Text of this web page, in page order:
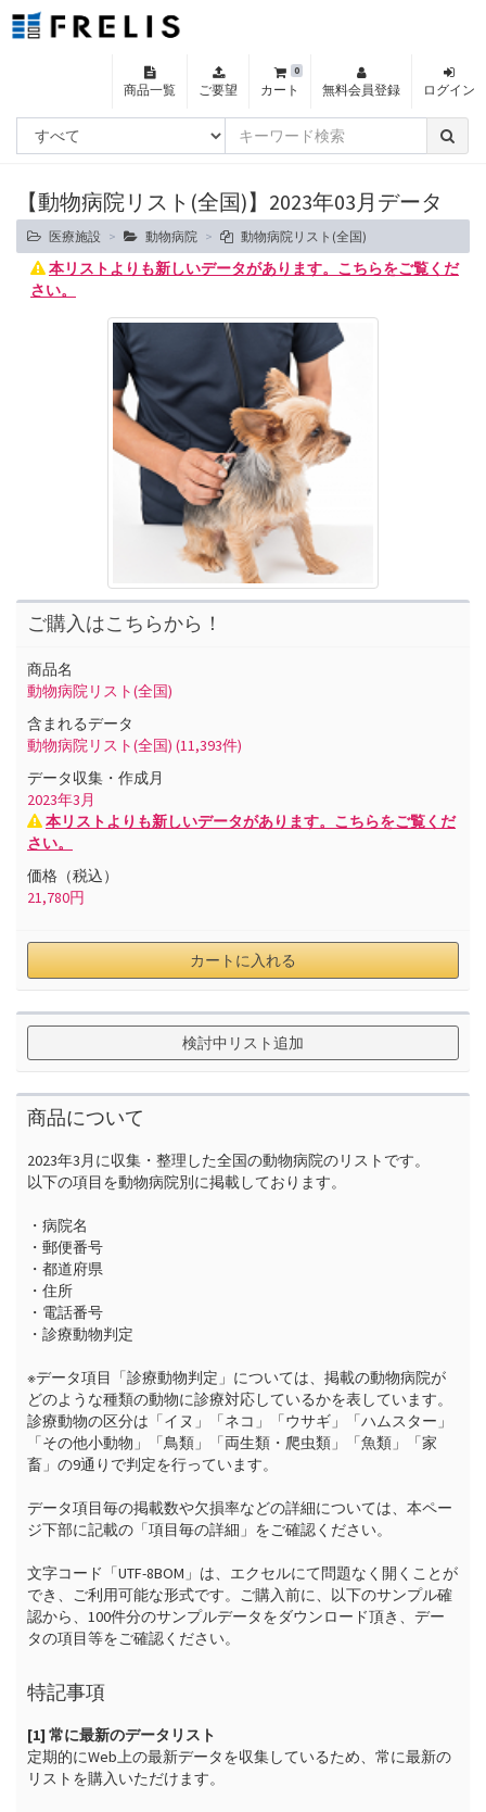
商品一覧 ご要望 カート
0
無料会員登録 ログイン
【動物病院リスト(全国)】2023年03月データ
医療施設 動物病院 動物病院リスト(全国)
本リストよりも新しいデータがあります。こちらをご覧くだ
さい。
ご購入はこちらから！
商品名
動物病院リスト(全国)
含まれるデータ
動物病院リスト(全国) (11,393件)
データ収集・作成月
2023年3月
本リストよりも新しいデータがあります。こちらをご覧くだ
さい。
価格（税込）
21,780円
カートに入れる
検討中リスト追加
商品について
2023年3月に収集・整理した全国の動物病院のリストです。
以下の項目を動物病院別に掲載しております。
・病院名
・郵便番号
・都道府県
・住所
・電話番号
・診療動物判定
※データ項目「診療動物判定」については、掲載の動物病院が
どのような種類の動物に診療対応しているかを表しています。
診療動物の区分は「イヌ」「ネコ」「ウサギ」「ハムスター」
「その他小動物」「鳥類」「両生類・爬虫類」「魚類」「家
畜」の9通りで判定を行っています。
データ項目毎の掲載数や欠損率などの詳細については、本ペー
ジ下部に記載の「項目毎の詳細」をご確認ください。
文字コード「UTF-8BOM」は、エクセルにて問題なく開くことが
でき、ご利用可能な形式です。ご購入前に、以下のサンプル確
認から、100件分のサンプルデータをダウンロード頂き、デー
タの項目等をご確認ください。
特記事項
[1] 常に最新のデータリスト
定期的にWeb上の最新データを収集しているため、常に最新の
リストを購入いただけます。